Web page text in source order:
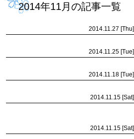
2014年11月の記事一覧
2014.11.27 [Thu]
2014.11.25 [Tue]
2014.11.18 [Tue]
2014.11.15 [Sat]
2014.11.15 [Sat]